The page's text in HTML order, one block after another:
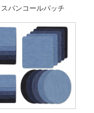
スパンコールパッチ